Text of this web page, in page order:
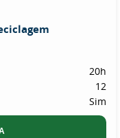
20h
12
Sim